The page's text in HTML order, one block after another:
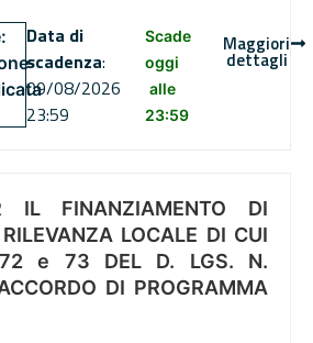
Data di
scadenza:
09/08/2026
23:59
Scade
oggi
alle
23:59
Maggiori
dettagli
IL FINANZIAMENTO DI
LOCALE DI CUI
e 73 DEL D. LGS. N.
DI PROGRAMMA